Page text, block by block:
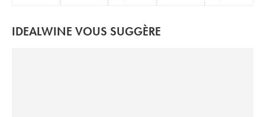
IDEALWINE VOUS SUGGÈRE